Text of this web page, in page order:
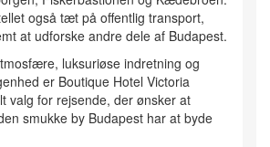
også tæt på offentlig transport,
at udforske andre dele af Budapest.
luksuriøse indretning og
er Boutique Hotel Victoria
valg for rejsende, der ønsker at
smukke by Budapest har at byde